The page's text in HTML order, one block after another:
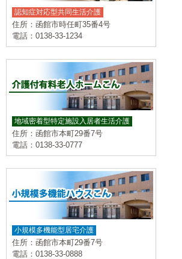
認知症対応型共同生活介護
住所：函館市時任町35番4号
電話：0138-33-1234
地域密着型特定施設入居者生活介護
住所：函館市本町29番7号
電話：0138-33-0777
小規模多機能型居宅介護
住所：函館市本町29番7号
電話：0138-33-0888